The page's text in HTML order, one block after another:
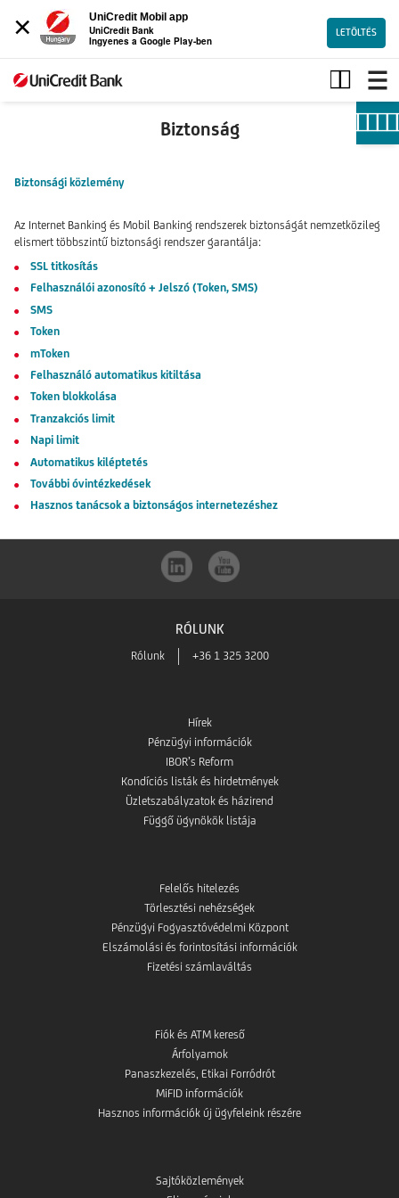
×
UniCredit Mobil app
UniCredit Bank
Ingyenes a Google Play-ben
LETÖLTÉS
Biztonság
Biztonság
Biztonsági közlemény
Az Internet Banking és Mobil Banking rendszerek biztonságát nemzetközileg
elismert többszintű biztonsági rendszer garantálja:
SSL titkosítás
Felhasználói azonosító + Jelszó (Token, SMS)
SMS
Token
mToken
Felhasználó automatikus kitiltása
Token blokkolása
Tranzakciós limit
Napi limit
Automatikus kiléptetés
További óvintézkedések
Hasznos tanácsok a biztonságos internetezéshez
RÓLUNK
Rólunk +36 1 325 3200
Hírek
Pénzügyi információk
IBOR’s Reform
Kondíciós listák és hirdetmények
Üzletszabályzatok és házirend
Függő ügynökök listája
Felelős hitelezés
Törlesztési nehézségek
Pénzügyi Fogyasztóvédelmi Központ
Elszámolási és forintosítási információk
Fizetési számlaváltás
Fiók és ATM kereső
Árfolyamok
Panaszkezelés, Etikai Forródrót
MiFID információk
Hasznos információk új ügyfeleink részére
Sajtóközlemények